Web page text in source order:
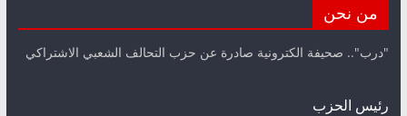
من نحن
"درب".. صحيفة الكترونية صادرة عن حزب التحالف الشعبي الاشتراكي
رئيس الحزب